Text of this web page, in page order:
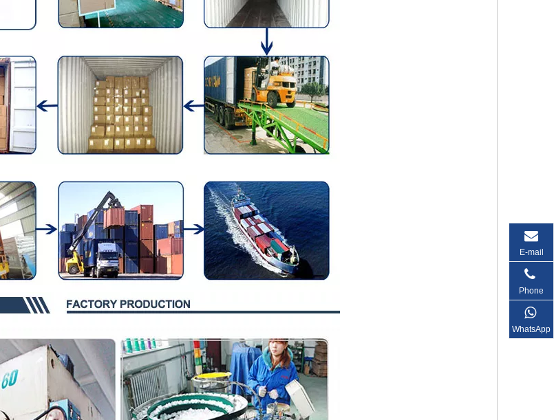
E-mail
Phone
WhatsApp